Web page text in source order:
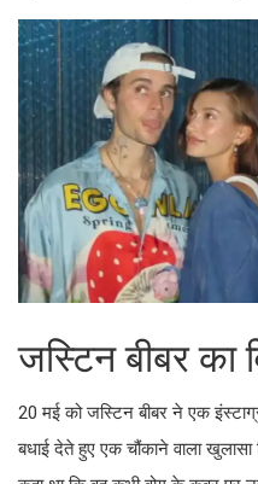
जस्टिन बीबर का
20 मई को जस्टिन बीबर ने एक
बधाई देते हुए एक चौंकाने वाला